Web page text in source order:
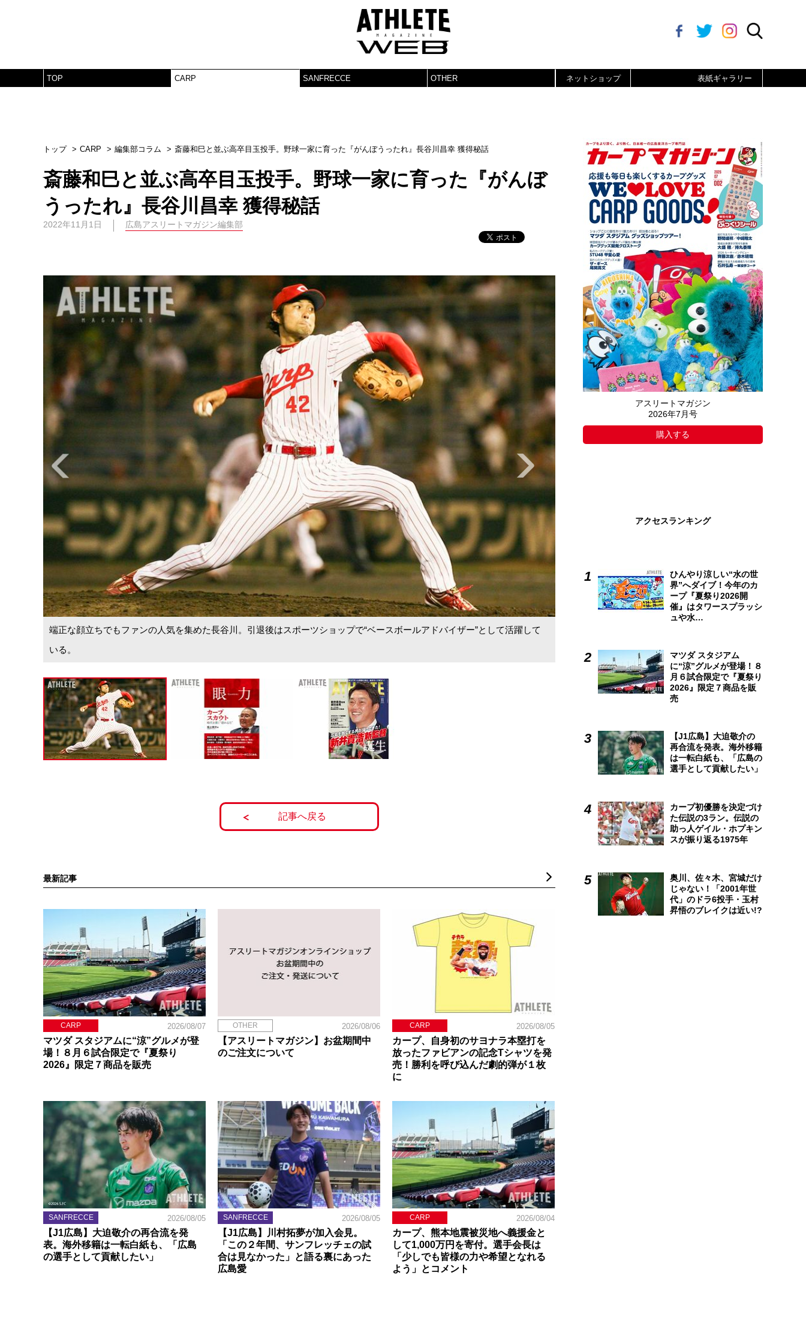
TOP CARP SANFRECCE OTHER ネットショップ 表紙ギャラリー
トップ CARP 編集部コラム 斎藤和巳と並ぶ高卒目玉投手。野球一家に育った『がんぼうったれ』長谷川昌幸 獲得秘話
斎藤和巳と並ぶ高卒目玉投手。野球一家に育った『がんぼ
うったれ』長谷川昌幸 獲得秘話
2022年11月1日 広島アスリートマガジン編集部
端正な顔立ちでもファンの人気を集めた長谷川。引退後はスポーツショップで“ベースボールアドバイザー”として活躍して
いる。
く”惚れる力”好評発売中。
記事へ戻る
最新記事
CARP 2026/08/07
マツダ スタジアムに“涼”グルメが登
場！８月６試合限定で『夏祭り
2026』限定７商品を販売
OTHER 2026/08/06
【アスリートマガジン】お盆期間中
のご注文について
CARP 2026/08/05
カープ、自身初のサヨナラ本塁打を
放ったファビアンの記念Tシャツを発
売！勝利を呼び込んだ劇的弾が１枚
に
SANFRECCE 2026/08/05
【J1広島】大迫敬介の再合流を発
表。海外移籍は一転白紙も、「広島
の選手として貢献したい」
SANFRECCE 2026/08/05
【J1広島】川村拓夢が加入会見。
「この２年間、サンフレッチェの試
合は見なかった」と語る裏にあった
広島愛
CARP 2026/08/04
カープ、熊本地震被災地へ義援金と
して1,000万円を寄付。選手会長は
「少しでも皆様の力や希望となれる
よう」とコメント
アスリートマガジン
2026年7月号
購入する
アクセスランキング
ひんやり涼しい“水の世
界”へダイブ！今年のカ
ープ『夏祭り2026開
催』はタワースプラッシ
ュや水…
マツダ スタジアム
に“涼”グルメが登場！８
月６試合限定で『夏祭り
2026』限定７商品を販
売
【J1広島】大迫敬介の
再合流を発表。海外移籍
は一転白紙も、「広島の
選手として貢献したい」
カープ初優勝を決定づけ
た伝説の3ラン。伝説の
助っ人ゲイル・ホプキン
スが振り返る1975年
奥川、佐々木、宮城だけ
じゃない！「2001年世
代」のドラ6投手・玉村
昇悟のブレイクは近い!?